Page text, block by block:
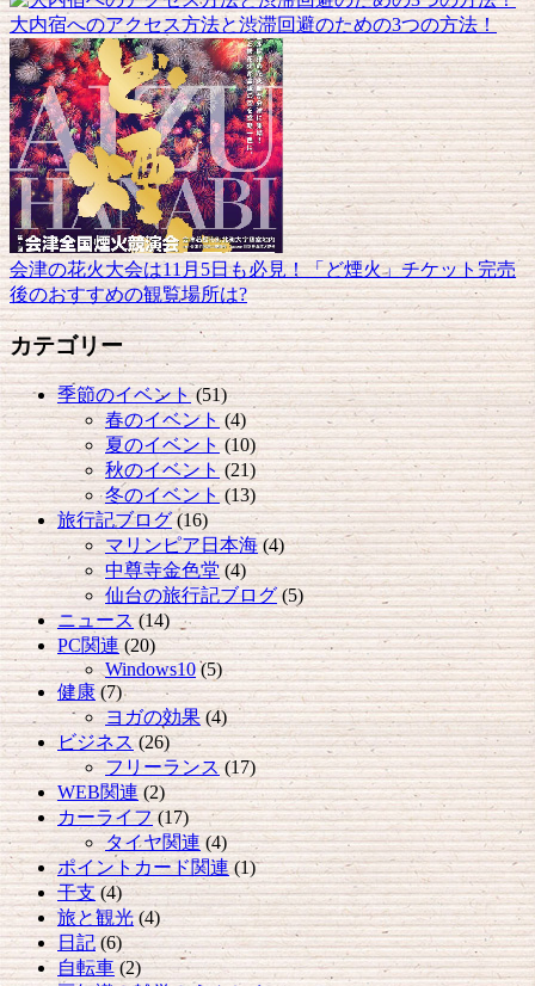
大内宿へのアクセス方法と渋滞回避のための3つの方法！
会津の花火大会は11月5日も必見！「ど煙火」チケット完売
後のおすすめの観覧場所は?
カテゴリー
季節のイベント(51)
春のイベント(4)
夏のイベント(10)
秋のイベント(21)
冬のイベント(13)
旅行記ブログ(16)
マリンピア日本海(4)
中尊寺金色堂(4)
仙台の旅行記ブログ(5)
ニュース(14)
PC関連(20)
Windows10(5)
健康(7)
ヨガの効果(4)
ビジネス(26)
フリーランス(17)
WEB関連(2)
カーライフ(17)
タイヤ関連(4)
ポイントカード関連(1)
干支(4)
旅と観光(4)
日記(6)
自転車(2)